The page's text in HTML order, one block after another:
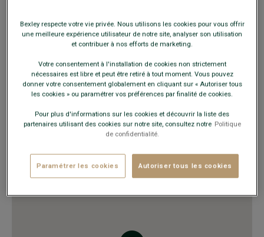
Lundi au vendredi10h00 - 20h00
Samedi9h30 - 20h00
10h30 - 19h30
VOUS Y TROUVEREZ
Ceintures et sous-vêtements
Maroquinerie, accessoires mode
Chemises
Bexley respecte votre vie privée. Nous utilisons les cookies pour vous offrir
une meilleure expérience utilisateur de notre site, analyser son utilisation
et contribuer à nos efforts de marketing.
Votre consentement à l'installation de cookies non strictement
nécessaires est libre et peut être retiré à tout moment. Vous pouvez
donner votre consentement globalement en cliquant sur « Autoriser tous
les cookies » ou paramétrer vos préférences par finalité de cookies.
Pour plus d'informations sur les cookies et découvrir la liste des
partenaires utilisant des cookies sur notre site, consultez notre Politique
de confidentialité.
Paramétrer les cookies Autoriser tous les cookies